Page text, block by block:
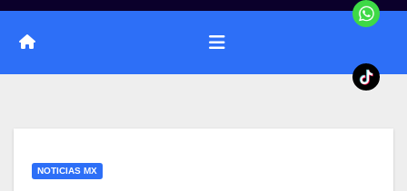
NOTICIAS MX